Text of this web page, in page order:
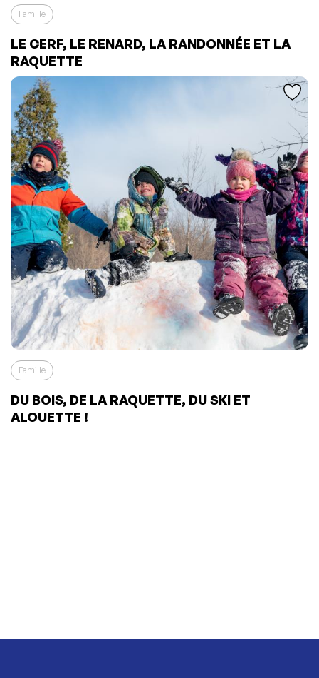
Famille
LE CERF, LE RENARD, LA RANDONNÉE ET LA
RAQUETTE
L'événement a été ajouté à vos favoris
Consulter mes favoris
Événement retiré de vos favoris
Consulter mes favoris
Famille
DU BOIS, DE LA RAQUETTE, DU SKI ET
ALOUETTE !